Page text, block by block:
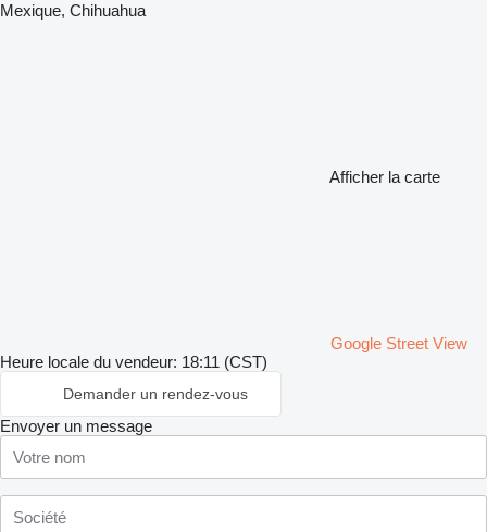
Mexique, Chihuahua
Afficher la carte
Google Street View
Heure locale du vendeur: 18:11 (CST)
Demander un rendez-vous
Envoyer un message